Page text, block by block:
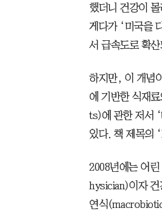
했더니 건강이
게다가 ‘미국을
서 급속도로 확
하지만, 이 개념
에 기반한 식재
ts)에 관한 저서
있다. 책 제목의
2008년에는 어
hysician)이자 건
연식